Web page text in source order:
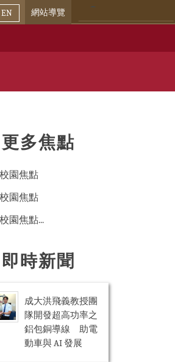
網站導覽
EN
更多焦點
園焦點
園焦點
園焦點...
即時新聞
成大洪飛義教授團
隊開發超高功率之
鋁包銅導線 助電
動車與 AI 發展